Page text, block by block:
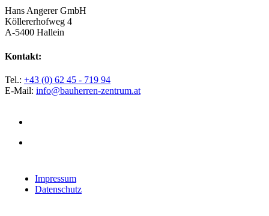
Hans Angerer GmbH
Köllererhofweg 4
A-5400 Hallein
Kontakt:
Tel.: +43 (0) 62 45 - 719 94
E-Mail: info@bauherren-zentrum.at
Impressum
Datenschutz